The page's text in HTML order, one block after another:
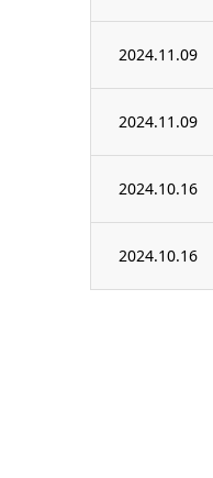
2024.11.09
2024.11.09
2024.10.16
2024.10.16